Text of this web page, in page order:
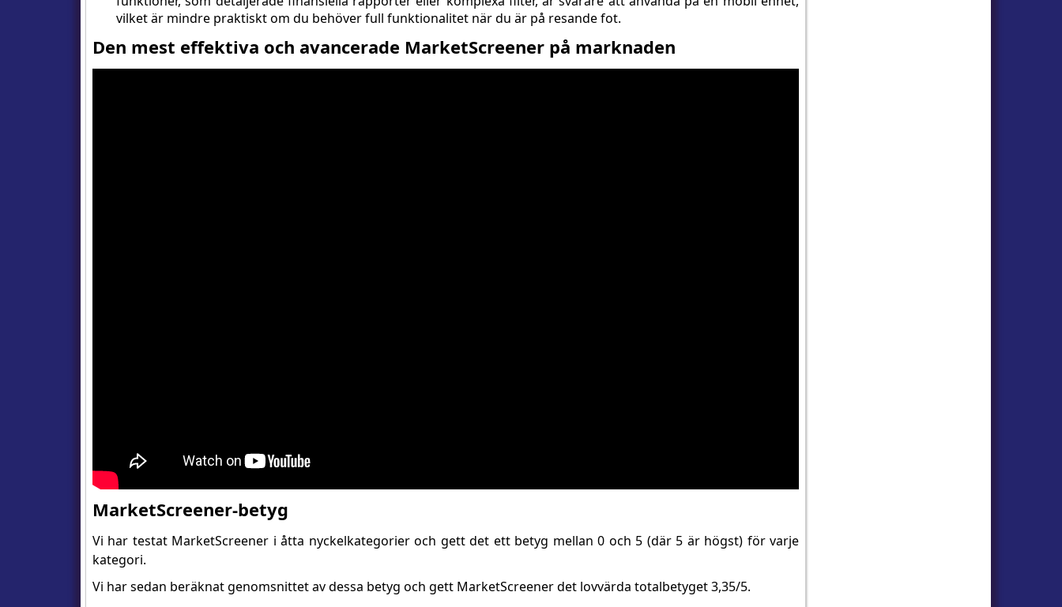
vilket är mindre praktiskt om du behöver full funktionalitet när du är på resande fot.
Den mest effektiva och avancerade MarketScreener på marknaden
MarketScreener-betyg
Vi har testat MarketScreener i åtta nyckelkategorier och gett det ett betyg mellan 0 och 5 (där 5 är högst) för varje
kategori.
Vi har sedan beräknat genomsnittet av dessa betyg och gett MarketScreener det lovvärda totalbetyget 3,35/5.